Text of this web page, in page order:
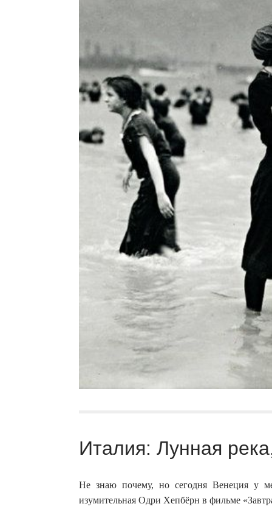
Италия: Лунная
Не знаю почему, но сегодня Венеция у
изумительная Одри Хепбёрн в фильме